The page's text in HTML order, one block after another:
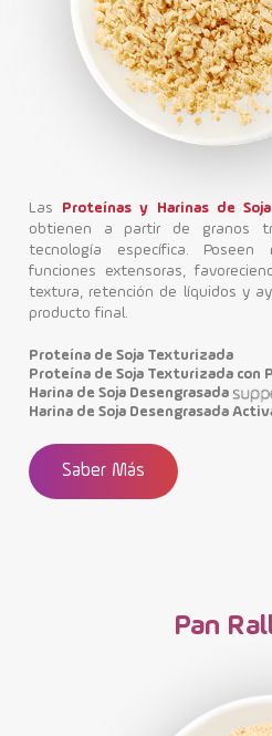
Las Proteínas y Harinas de
obtienen a partir de granos
tecnología específica.
funciones extensoras,
textura, retención de líquidos y
producto final.
Proteína de Soja Texturizada
Proteína de Soja Texturizada con
Harina de Soja Desengrasada
Harina de Soja Desengrasada
Saber Más
Pan